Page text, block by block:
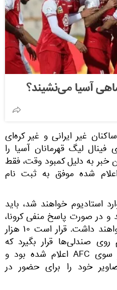
آسیا می‌نشیند؟
غیر ایرانی و غیر کره‌ای
لیگ قهرمانان آسیا را
خبر به دلیل کمبود وقت، فقط
اعلام شده موفق به ثبت نام
وارد استادیوم خواهند شد، باید
دهند و در صورت پاسخ منفی کرونا،
حق حضور در استادیوم را خواهند داشت. قرار است ۱۰ هزار
صندلی‌ها قرار بگیرد که
پیش از این فراخوان آن از سوی AFC اعلام شده بود و
خود را برای حضور در